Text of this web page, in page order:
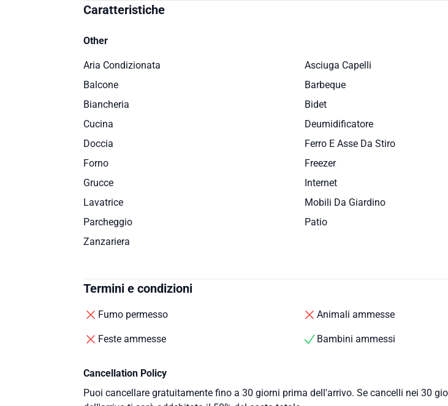
Caratteristiche
Other
Aria Condizionata
Asciuga Capelli
Balcone
Barbeque
Biancheria
Bidet
Cucina
Deumidificatore
Doccia
Ferro E Asse Da Stiro
Forno
Freezer
Grucce
Internet
Lavatrice
Mobili Da Giardino
Parcheggio
Patio
Zanzariera
Termini e condizioni
Fumo permesso Animali ammesse
Feste ammesse Bambini ammessi
Cancellation Policy
Puoi cancellare gratuitamente fino a 30 giorni prima dell'arrivo. Se cancelli nei 30